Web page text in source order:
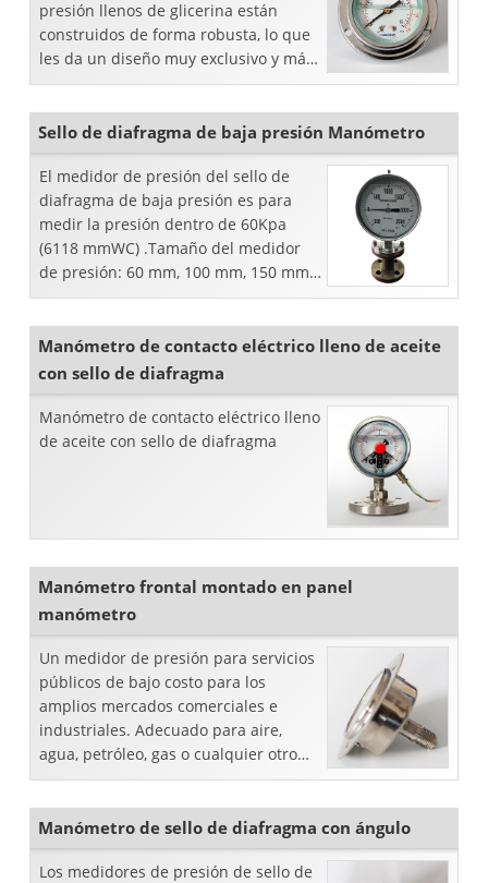
presión llenos de glicerina están
construidos de forma robusta, lo que
les da un diseño muy exclusivo y más
confiabilidad porque les da una
Sello de diafragma de baja presión Manómetro
El medidor de presión del sello de
diafragma de baja presión es para
medir la presión dentro de 60Kpa
(6118 mmWC) .Tamaño del medidor
de presión: 60 mm, 100 mm, 150 mm
Sello de diafragma: tipo de brida y
Manómetro de contacto eléctrico lleno de aceite
con sello de diafragma
Manómetro de contacto eléctrico lleno
de aceite con sello de diafragma
Manómetro frontal montado en panel
manómetro
Un medidor de presión para servicios
públicos de bajo costo para los
amplios mercados comerciales e
industriales. Adecuado para aire,
agua, petróleo, gas o cualquier otro
medio que no sea corrosivo para los
embridado fro
Manómetro de sello de diafragma con ángulo
Los medidores de presión de sello de